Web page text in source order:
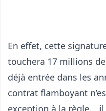
En effet, cette
touchera 17 millions
déjà entrée dans les
contrat flamboyant
exception à la règle...